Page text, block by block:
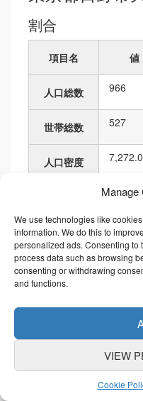
Manage
We use technologies like
information. We do this to
personalized ads. Consenting
process data such as browsing
consenting or withdrawing
and functions.
VIEW
Cookie
割合
項目名 値
人口総数 966
世帯総数 527
人口密度
境界の長さ
順位
項目名 値
人口総数
世帯総数 527